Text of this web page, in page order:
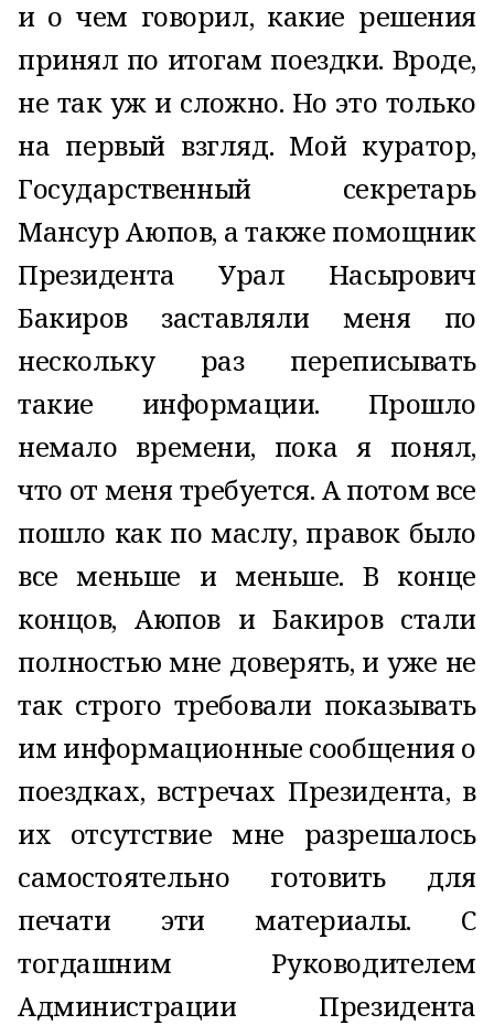
и о чем говорил, какие решения
принял по итогам поездки. Вроде,
не так уж и сложно. Но это только
на первый взгляд. Мой куратор,
Государственный секретарь
Мансур Аюпов, а также помощник
Президента Урал Насырович
Бакиров заставляли меня по
нескольку раз переписывать
такие информации. Прошло
немало времени, пока я понял,
что от меня требуется. А потом все
пошло как по маслу, правок было
все меньше и меньше. В конце
концов, Аюпов и Бакиров стали
полностью мне доверять, и уже не
так строго требовали показывать
им информационные сообщения о
поездках, встречах Президента, в
их отсутствие мне разрешалось
самостоятельно готовить для
печати эти материалы. С
тогдашним Руководителем
Администрации Президента